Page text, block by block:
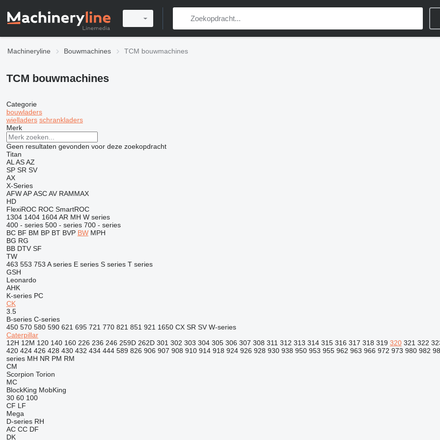
Machineryline Bouwmachines TCM bouwmachines
TCM bouwmachines
Categorie
bouwladers
wielladers schrankladers
Merk
Geen resultaten gevonden voor deze zoekopdracht
Titan
AL AS AZ
SP SR SV
AX
X-Series
AFW AP ASC AV RAMMAX
HD
FlexiROC ROC SmartROC
1304 1404 1604 AR MH W series
400 - series 500 - series 700 - series
BC BF BM BP BT BVP BW MPH
BG RG
BB DTV SF
TW
463 553 753 A series E series S series T series
GSH
Leonardo
AHK
K-series PC
CK
3.5
B-series C-series
450 570 580 590 621 695 721 770 821 851 921 1650 CX SR SV W-series
Caterpillar
12H 12M 120 140 160 226 236 246 259D 262D 301 302 303 304 305 306 307 308 311 312 313 314 315 316 317 318 319 320 321 322
420 424 426 428 430 432 434 444 589 826 906 907 908 910 914 918 924 926 928 930 938 950 953 955 962 963 966 972 973 980 982
series MH NR PM RM
CM
Scorpion Torion
MC
BlockKing MobKing
30 60 100
CF LF
Mega
D-series RH
AC CC DF
DK